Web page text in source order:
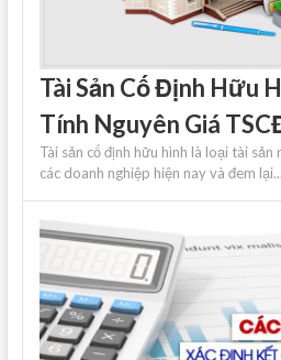
Tài Sản Cố Định Hữu
Tính Nguyên Giá
Tài sản cố định hữu hình là loại tài
các doanh nghiệp hiện nay và đem lại...